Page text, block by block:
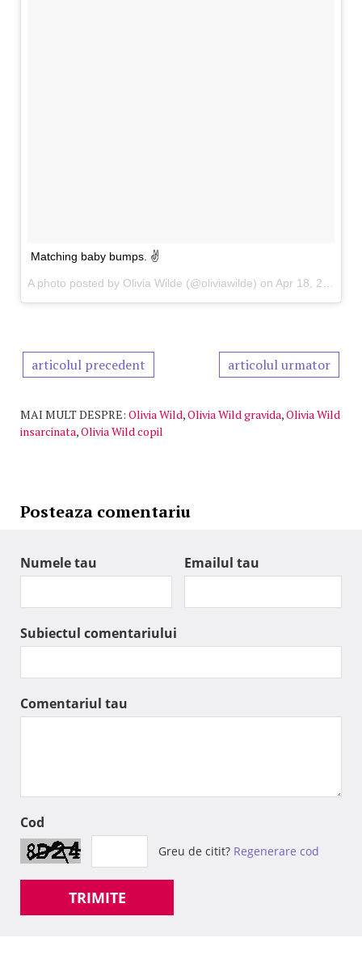
Matching baby bumps. ✌️
articolul precedent articolul urmator
MAI MULT DESPRE: Olivia Wild,Olivia Wild gravida,Olivia Wild
insarcinata,Olivia Wild copil
Posteaza comentariu
Numele tau Emailul tau
Subiectul comentariului
Comentariul tau
Cod
Greu de citit? Regenerare cod
TRIMITE